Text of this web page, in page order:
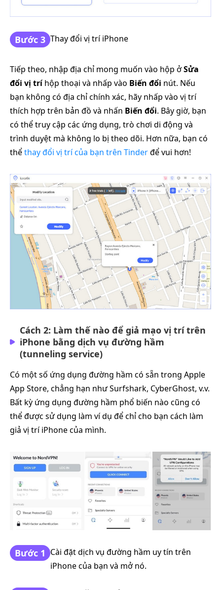
Bước 3 Thay đổi vị trí iPhone
Tiếp theo, nhập địa chỉ mong muốn vào hộp ởSửa
đổi vị tríhộp thoại và nhấp vào Biến đổi nút. Nếu
bạn không có địa chỉ chính xác, hãy nhấp vào vị trí
thích hợp trên bản đồ và nhấn Biến đổi. Bây giờ, bạn
có thể truy cập các ứng dụng, trò chơi di động và
trình duyệt mà không lo bị theo dõi. Hơn nữa, bạn có
thểthay đổi vị trí của bạn trên Tinderđể vui hơn!
Cách 2: Làm thế nào để giả mạo vị trí trên
iPhone bằng dịch vụ đường hầm
(tunneling service)
Có một số ứng dụng đường hầm có sẵn trong Apple
App Store, chẳng hạn như Surfshark, CyberGhost, v.v.
Bất kỳ ứng dụng đường hầm phổ biến nào cũng có
thể được sử dụng làm ví dụ để chỉ cho bạn cách làm
giả vị trí iPhone của mình.
Bước 1 Cài đặt dịch vụ đường hầm uy tín trên
iPhone của bạn và mở nó.